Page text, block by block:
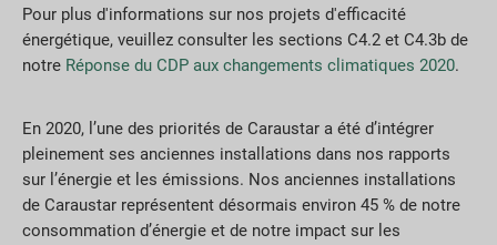
Pour plus d'informations sur nos projets d'efficacité
énergétique, veuillez consulter les sections C4.2 et C4.3b de
notre Réponse du CDP aux changements climatiques 2020.
En 2020, l’une des priorités de Caraustar a été d’intégrer
pleinement ses anciennes installations dans nos rapports
sur l’énergie et les émissions. Nos anciennes installations
de Caraustar représentent désormais environ 45 % de notre
consommation d’énergie et de notre impact sur les